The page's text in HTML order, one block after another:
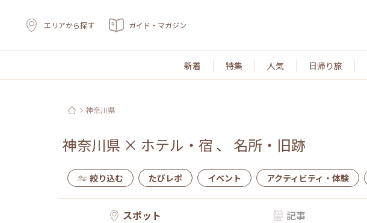
エリアから探す ガイド・マガジン
新着 特集 人気 日帰り旅
神奈川県
神奈川県 × ホテル・宿 、 名所・旧跡
絞り込む たびレポ イベント アクティビティ・体験
スポット 記事